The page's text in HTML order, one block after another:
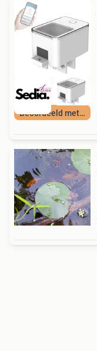
Beoordeeld met 9+